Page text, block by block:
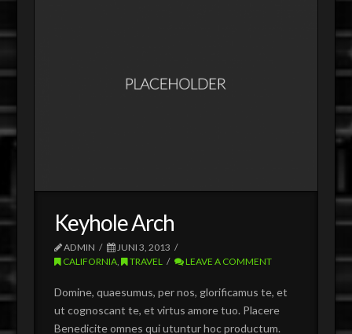
Keyhole Arch
ADMIN
JUNI 3, 2013
CALIFORNIA, TRAVEL LEAVE A COMMENT
Domine, quaesumus, per nos, glorificamus te, et
ut cognoscant te, et virtus amore tuo. Placere
Benedicite omnes qui utuntur hoc productum.